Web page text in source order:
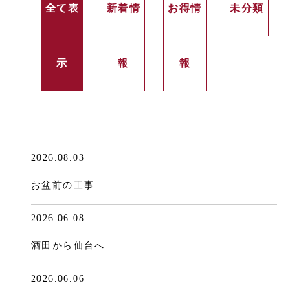
全て表
示
新着情
報
お得情
報
未分類
2026.08.03
お盆前の工事
2026.06.08
酒田から仙台へ
2026.06.06